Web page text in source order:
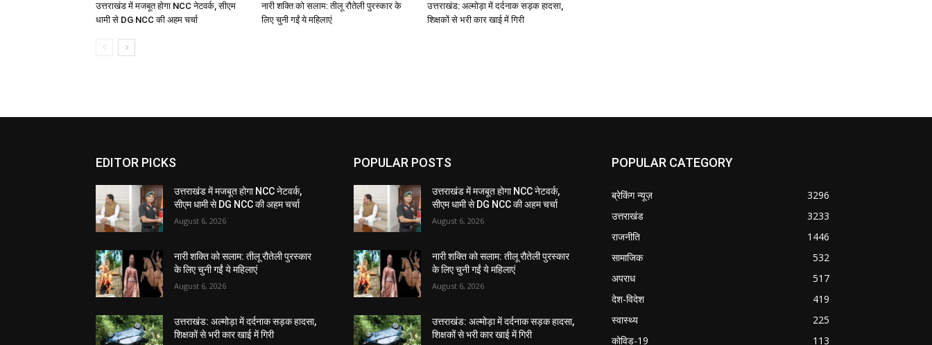
उत्तराखंड में मजबूत होगा NCC नेटवर्क, सीएम
धामी से DG NCC की अहम चर्चा
नारी शक्ति को सलाम: तीलू रौतेली पुरस्कार के
लिए चुनी गईं ये महिलाएं
उत्तराखंड: अल्मोड़ा में दर्दनाक सड़क हादसा,
शिक्षकों से भरी कार खाई में गिरी
EDITOR PICKS
उत्तराखंड में मजबूत होगा NCC नेटवर्क,
सीएम धामी से DG NCC की अहम चर्चा
August 6, 2026
नारी शक्ति को सलाम: तीलू रौतेली पुरस्कार
के लिए चुनी गईं ये महिलाएं
August 6, 2026
उत्तराखंड: अल्मोड़ा में दर्दनाक सड़क हादसा,
शिक्षकों से भरी कार खाई में गिरी
POPULAR POSTS
उत्तराखंड में मजबूत होगा NCC नेटवर्क,
सीएम धामी से DG NCC की अहम चर्चा
August 6, 2026
नारी शक्ति को सलाम: तीलू रौतेली पुरस्कार
के लिए चुनी गईं ये महिलाएं
August 6, 2026
उत्तराखंड: अल्मोड़ा में दर्दनाक सड़क हादसा,
शिक्षकों से भरी कार खाई में गिरी
POPULAR CATEGORY
ब्रेकिंग न्यूज़
3296
उत्तराखंड
3233
राजनीति
1446
सामाजिक
532
अपराध
517
देश-विदेश
419
स्वास्थ्य
225
कोविड-19
113